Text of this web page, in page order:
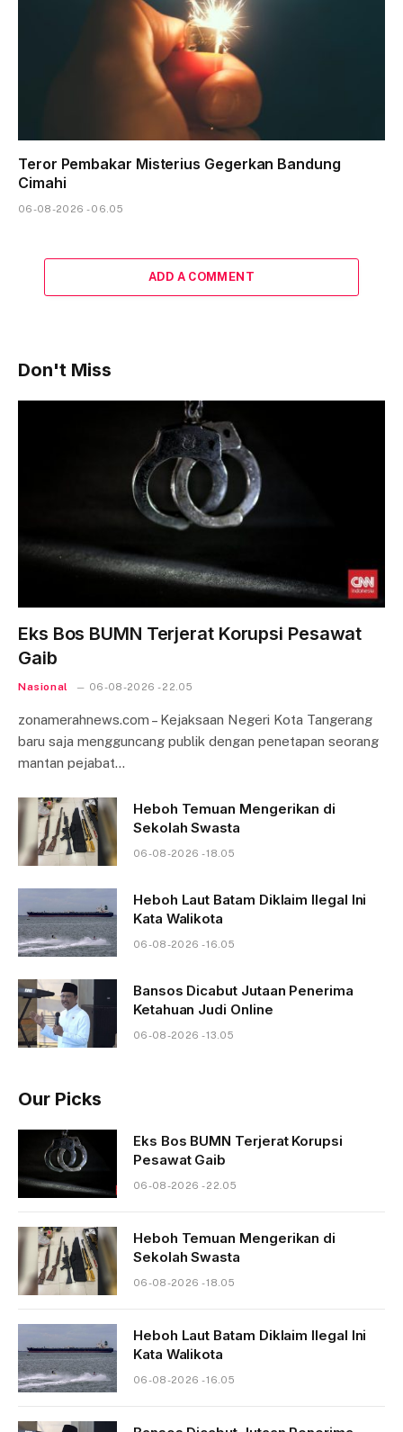
Teror Pembakar Misterius Gegerkan Bandung
Cimahi
06-08-2026 - 06.05
ADD A COMMENT
Don't Miss
Eks Bos BUMN Terjerat Korupsi Pesawat
Gaib
Nasional 06-08-2026 - 22.05
zonamerahnews.com – Kejaksaan Negeri Kota Tangerang
baru saja mengguncang publik dengan penetapan seorang
mantan pejabat…
Heboh Temuan Mengerikan di
Sekolah Swasta
06-08-2026 - 18.05
Heboh Laut Batam Diklaim Ilegal Ini
Kata Walikota
06-08-2026 - 16.05
Bansos Dicabut Jutaan Penerima
Ketahuan Judi Online
06-08-2026 - 13.05
Our Picks
Eks Bos BUMN Terjerat Korupsi
Pesawat Gaib
06-08-2026 - 22.05
Heboh Temuan Mengerikan di
Sekolah Swasta
06-08-2026 - 18.05
Heboh Laut Batam Diklaim Ilegal Ini
Kata Walikota
06-08-2026 - 16.05